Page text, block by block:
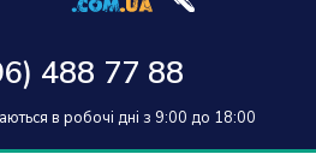
488 77 88
в робочі дні з 9:00 до 18:00